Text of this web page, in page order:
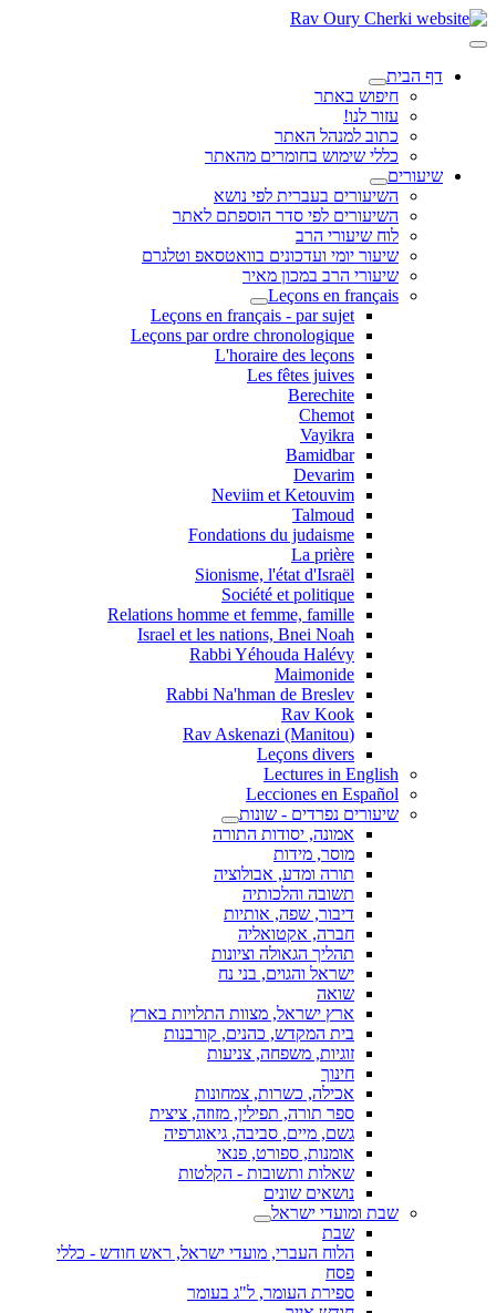
דף הבית
חיפוש באתר
עזור לנו!
כתוב למנהל האתר
כללי שימוש בחומרים מהאתר
שיעורים
השיעורים בעברית לפי נושא
השיעורים לפי סדר הוספתם לאתר
לוח שיעורי הרב
שיעור יומי ועדכונים בוואטסאפ וטלגרם
שיעורי הרב במכון מאיר
Leçons en français
Leçons en français - par sujet
Leçons par ordre chronologique
L'horaire des leçons
Les fêtes juives
Berechite
Chemot
Vayikra
Bamidbar
Devarim
Neviim et Ketouvim
Talmoud
Fondations du judaisme
La prière
Sionisme, l'état d'Israël
Société et politique
Relations homme et femme, famille
Israel et les nations, Bnei Noah
Rabbi Yéhouda Halévy
Maimonide
Rabbi Na'hman de Breslev
Rav Kook
(Rav Askenazi (Manitou
Leçons divers
Lectures in English
Lecciones en Español
שיעורים נפרדים - שונות
אמונה, יסודות התורה
מוסר, מידות
תורה ומדע, אבולוציה
תשובה והלכותיה
דיבור, שפה, אותיות
חברה, אקטואליה
תהליך הגאולה וציונות
ישראל והגוים, בני נח
שואה
ארץ ישראל, מצוות התלויות בארץ
בית המקדש, כהנים, קורבנות
זוגיות, משפחה, צניעות
חינוך
אכילה, כשרות, צמחונות
ספר תורה, תפילין, מזוזה, ציצית
גשם, מיים, סביבה, גיאוגרפיה
אומנות, ספורט, פנאי
שאלות ותשובות - הקלטות
נושאים שונים
שבת ומועדי ישראל
שבת
הלוח העברי, מועדי ישראל, ראש חודש - כללי
פסח
ספירת העומר, ל"ג בעומר